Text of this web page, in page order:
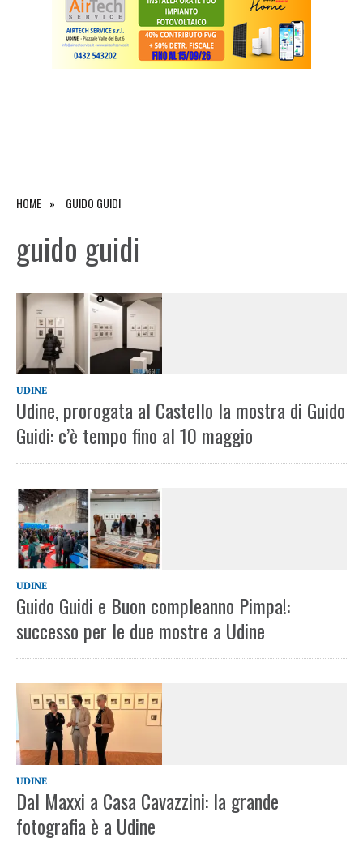
HOME GUIDO GUIDI
guido guidi
UDINE
Udine, prorogata al Castello la mostra di Guido
Guidi: c’è tempo fino al 10 maggio
UDINE
Guido Guidi e Buon compleanno Pimpa!:
successo per le due mostre a Udine
UDINE
Dal Maxxi a Casa Cavazzini: la grande
fotografia è a Udine